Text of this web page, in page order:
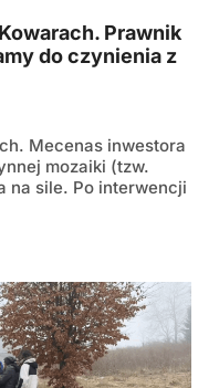
Prawnik
do czynienia z
Mecenas inwestora
mozaiki (tzw.
na sile. Po interwencji